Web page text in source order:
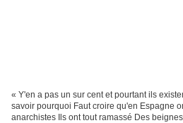
« Y'en a pas un sur cent et pourtant ils
savoir pourquoi Faut croire qu'en Espagne
anarchistes Ils ont tout ramassé Des